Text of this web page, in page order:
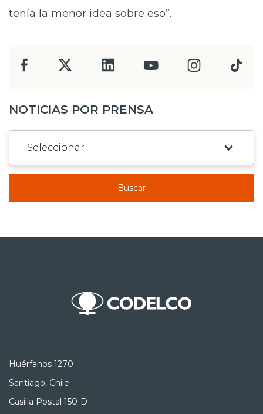
tenía la menor idea sobre eso”.
NOTICIAS POR PRENSA
Buscar
Huérfanos 1270
Santiago, Chile
Casilla Postal 150-D